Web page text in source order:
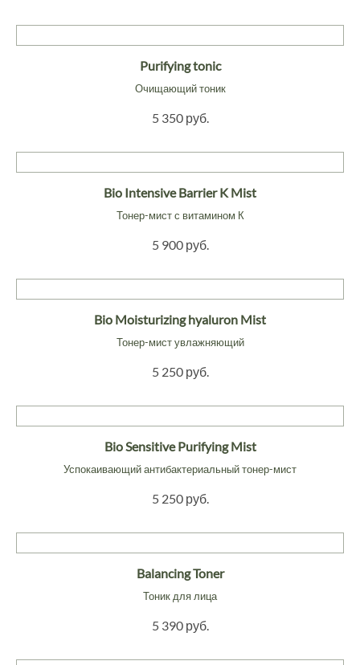
Purifying tonic
Очищающий тоник
5 350 руб.
Bio Intensive Barrier K Mist
Тонер-мист с витамином К
5 900 руб.
Bio Moisturizing hyaluron Mist
Тонер-мист увлажняющий
5 250 руб.
Bio Sensitive Purifying Mist
Успокаивающий антибактериальный тонер-мист
5 250 руб.
Balancing Toner
Тоник для лица
5 390 руб.